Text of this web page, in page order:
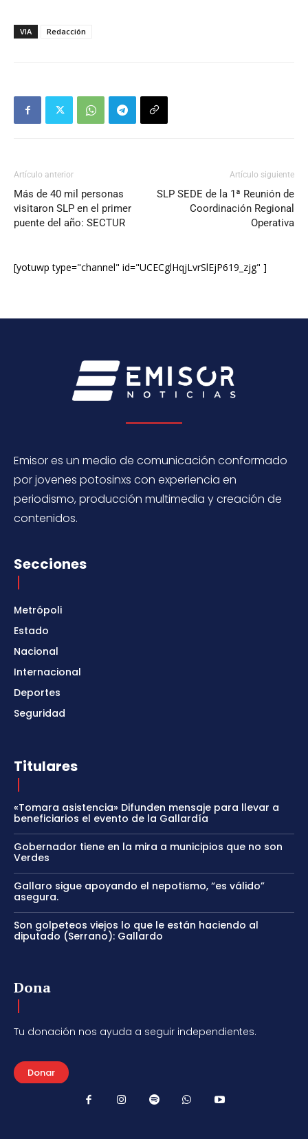
VIA Redacción
Artículo anterior
Más de 40 mil personas
visitaron SLP en el primer
puente del año: SECTUR
Artículo siguiente
SLP SEDE de la 1ª Reunión de
Coordinación Regional
Operativa
[yotuwp type="channel" id="UCECglHqjLvrSlEjP619_zjg" ]
Emisor es un medio de comunicación conformado
por jovenes potosinxs con experiencia en
periodismo, producción multimedia y creación de
contenidos.
Secciones
Metrópoli
Estado
Nacional
Internacional
Deportes
Seguridad
Titulares
«Tomara asistencia» Difunden mensaje para llevar a
beneficiarios el evento de la Gallardía
Gobernador tiene en la mira a municipios que no son
Verdes
Gallaro sigue apoyando el nepotismo, “es válido”
asegura.
Son golpeteos viejos lo que le están haciendo al
diputado (Serrano): Gallardo
Dona
Tu donación nos ayuda a seguir independientes.
Donar